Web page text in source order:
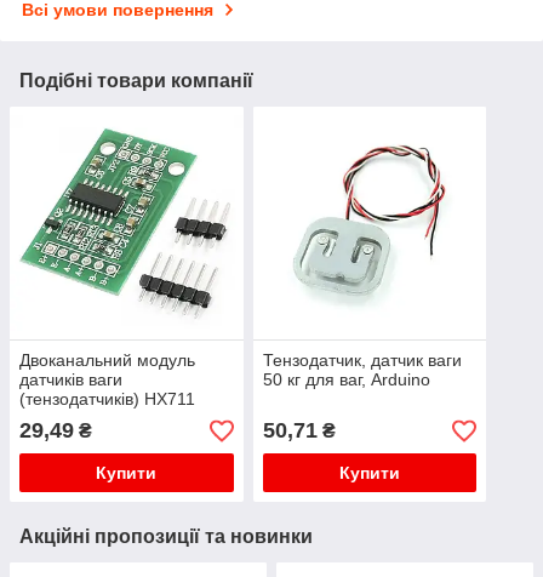
Всі умови повернення
Подібні товари компанії
Двоканальний модуль
датчиків ваги
(тензодатчиків) HX711
29,49 ₴
Купити
Тензодатчик, датчик ваги
50 кг для ваг, Arduino
50,71₴
Купити
Акційні пропозиції та новинки